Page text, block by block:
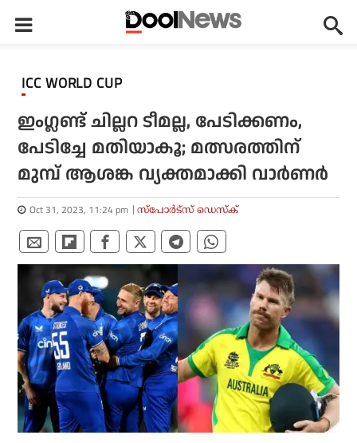
ICC WORLD CUP
ഇംഗ്ലണ്ട് ചില്ലറ ടീമല്ല, പേടിക്കണം,
പേടിച്ചേ മതിയാകൂ; മത്സരത്തിന്
മുമ്പ് ആശങ്ക വ്യക്തമാക്കി വാര്‍ണര്‍
Oct 31, 2023, 11:24 pm സ്പോര്‍ട്സ് ഡെസ്‌ക്